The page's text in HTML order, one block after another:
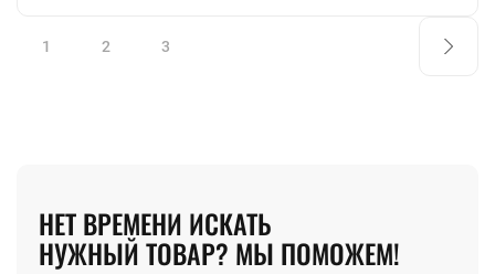
1 2 3
НЕТ ВРЕМЕНИ ИСКАТЬ
НУЖНЫЙ ТОВАР? МЫ ПОМОЖЕМ!